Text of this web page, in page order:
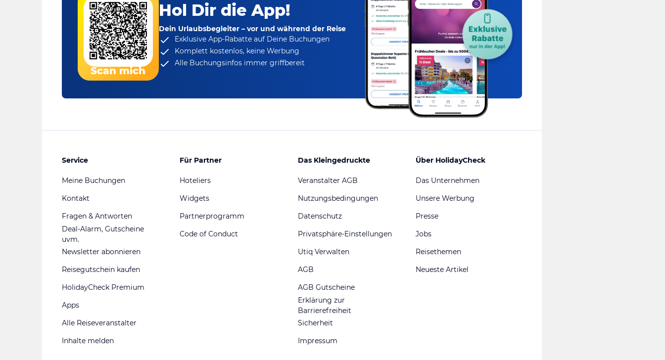
Scan mich
Hol Dir die App!
Dein Urlaubsbegleiter – vor und während der Reise
Exklusive App-Rabatteauf Deine Buchungen
Komplett kostenlos, keine Werbung
Alle Buchungsinfos immer griffbereit
Service
Meine Buchungen
Kontakt
Fragen & Antworten
Deal-Alarm, Gutscheine
uvm.
Newsletter abonnieren
Reisegutschein kaufen
HolidayCheck Premium
Apps
Alle Reiseveranstalter
Inhalte melden
Für Partner
Hoteliers
Widgets
Partnerprogramm
Code of Conduct
Das Kleingedruckte
Veranstalter AGB
Nutzungsbedingungen
Datenschutz
Privatsphäre-Einstellungen
Utiq Verwalten
AGB
AGB Gutscheine
Erklärung zur
Barrierefreiheit
Sicherheit
Impressum
Über HolidayCheck
Das Unternehmen
Unsere Werbung
Presse
Jobs
Reisethemen
Neueste Artikel